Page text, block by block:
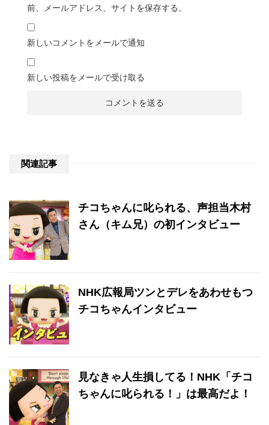
前、メールアドレス、サイトを保存する。
新しいコメントをメールで通知
新しい投稿をメールで受け取る
関連記事
チコちゃんに叱られる、声担当木村
さん（キム兄）の初インタビュー
NHK広報局ツンとデレをあわせもつ
チコちゃんインタビュー
見なきゃ人生損してる！NHK「チコ
ちゃんに叱られる！」は最高だよ！